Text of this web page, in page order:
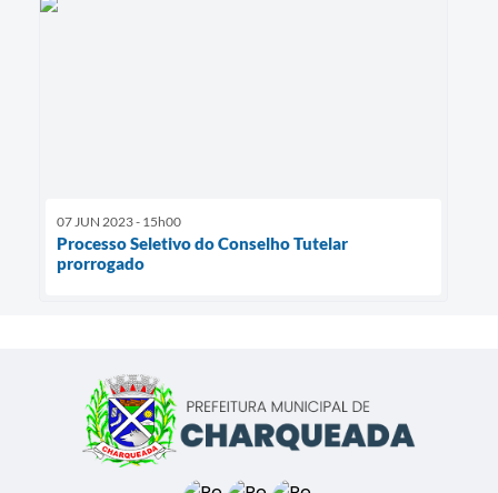
07 JUN 2023 - 15h00
Processo Seletivo do Conselho Tutelar
prorrogado